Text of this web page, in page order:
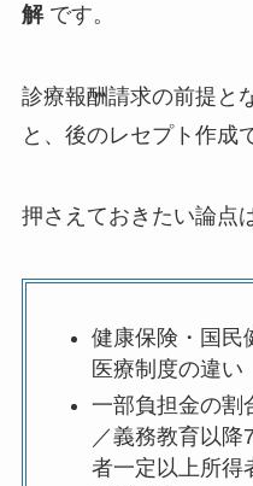
解です。
診療報酬請求の前提と
と、後のレセプト作成
押さえておきたい論点
健康保険・国民
医療制度の違い
一部負担金の割
／義務教育以降
者一定以上所得